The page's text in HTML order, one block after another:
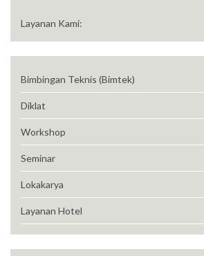
Layanan Kami:
Bimbingan Teknis (Bimtek)
Diklat
Workshop
Seminar
Lokakarya
Layanan Hotel